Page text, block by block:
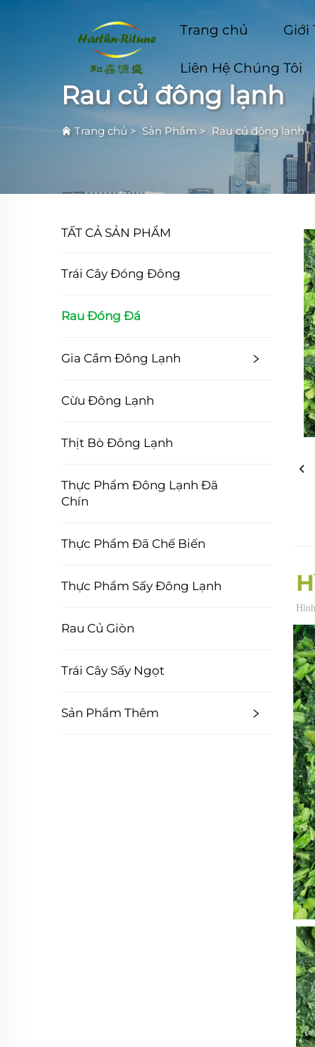
Trang chủ Giới
Liên Hệ Chúng Tôi
Rau củ đông lạnh
Trang chủ > Sản Phẩm > Rau củ đông lạnh
TẤT CẢ SẢN PHẨM
Trái Cây Đóng Đông
Rau Đóng Đá
Gia Cầm Đông Lạnh
Cừu Đông Lạnh
Thịt Bò Đông Lạnh
Thực Phẩm Đông Lạnh Đã
Chín
Thực Phẩm Đã Chế Biến
Thực Phẩm Sấy Đông Lạnh
Rau Củ Giòn
Trái Cây Sấy Ngọt
Sản Phẩm Thêm